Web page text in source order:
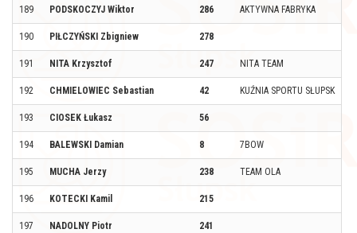
189 PODSKOCZYJ Wiktor 286 AKTYWNA FABRYKA
190 PIŁCZYŃSKI Zbigniew 278
191 NITA Krzysztof 247 NITA TEAM
192 CHMIELOWIEC Sebastian 42 KUŹNIA SPORTU SŁUPSK
193 CIOSEK Łukasz 56
194 BALEWSKI Damian 8 7BOW
195 MUCHA Jerzy 238 TEAM OLA
196 KOTECKI Kamil 215
197 NADOLNY Piotr 241